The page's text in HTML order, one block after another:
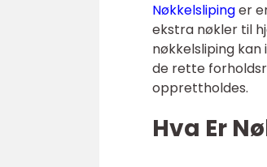
Nøkkelslipinger
ekstra nøkler til
nøkkelsliping
de rette
opprettholdes.
Hva Er